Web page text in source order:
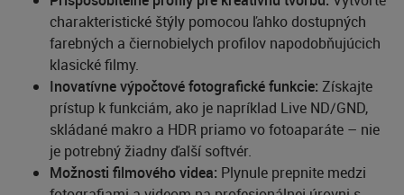
charakteristické štýly pomocou ľahko dostupných
farebných a čiernobielych profilov napodobňujúcich
klasické filmy.
Inovatívne výpočtové fotografické funkcie: Získajte
prístup k funkciám, ako je napríklad Live ND/GND,
skládané makro a HDR priamo vo fotoaparáte – nie
je potrebný žiadny ďalší softvér.
Možnosti filmového videa: Plynule prepnite medzi